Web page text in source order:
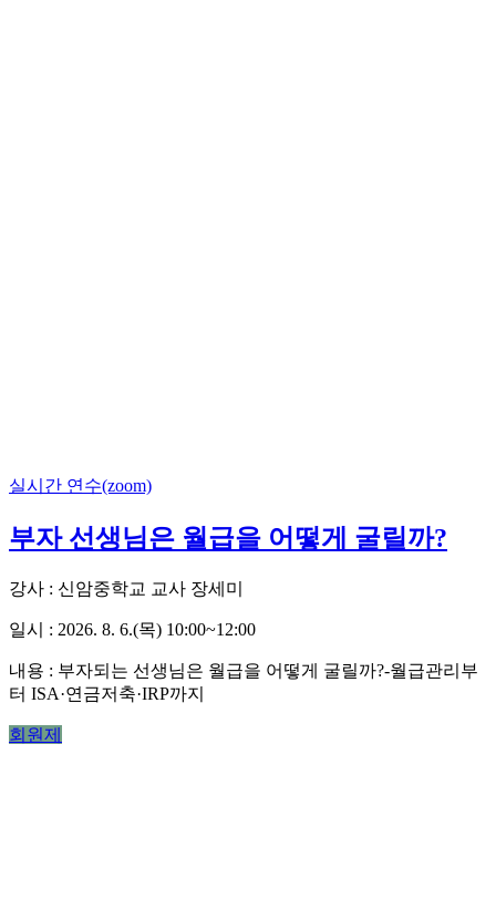
실시간 연수(zoom)
부자 선생님은 월급을 어떻게 굴릴까?
강사 : 신암중학교 교사 장세미
일시 : 2026. 8. 6.(목) 10:00~12:00
내용 : 부자되는 선생님은 월급을 어떻게 굴릴까?-월급관리부
터 ISA·연금저축·IRP까지
회원제